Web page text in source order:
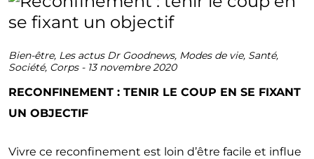
Bien-être, Les actus Dr Goodnews, Modes de vie, Santé,
Société, Corps- 13 novembre 2020
RECONFINEMENT : TENIR LE COUP EN SE FIXANT
UN OBJECTIF
Vivre ce reconfinement est loin d’être facile et influe